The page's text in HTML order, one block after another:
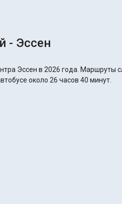
- Эссен
Эссен в 2026 года. Маршруты
около 26 часов 40 минут.